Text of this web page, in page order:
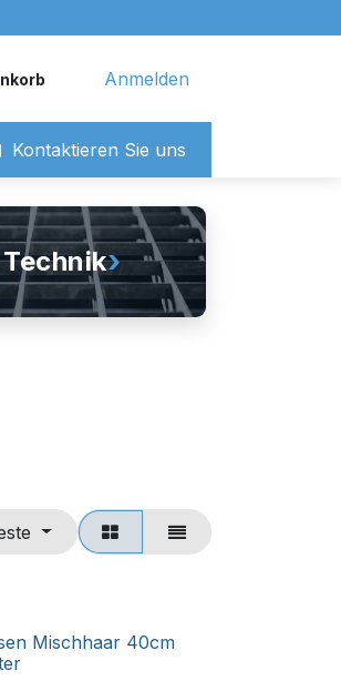
Anmelden
Kontaktieren ​​Si​​e uns
Technik›
Mischhaar 40cm